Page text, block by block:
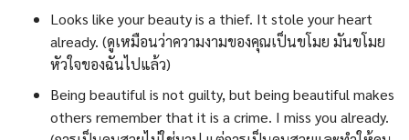
Looks like your beauty is a thief. It stole your heart
already. (ดูเหมือนว่าความงามของคุณเป็นขโมย มันขโมย
หัวใจของฉันไปแล้ว)
Being beautiful is not guilty, but being beautiful makes
others remember that it is a crime. I miss you already.